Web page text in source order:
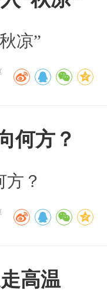
凉”
何方？
方？
高温